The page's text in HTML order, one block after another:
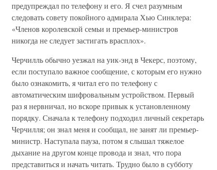
предупреждал по телефону и его. Я счел разумным
следовать совету покойного адмирала Хью Синклера:
«Членов королевской семьи и премьер-министров
никогда не следует застигать врасплох».
Черчилль обычно уезжал на уик-энд в Чекерс, поэтому,
если поступало важное сообщение, с которым его нужно
было ознакомить, я читал его по телефону с
автоматическим шифровальным устройством. Первый
раз я нервничал, но вскоре привык к установленному
порядку. Сначала к телефону подходил личный секретарь
Черчилля; он знал меня и сообщал, не занят ли премьер-
министр. Наступала пауза, потом я слышал тяжелое
дыхание на другом конце провода и знал, что пора
представиться и начать читать. Трудно было в субботу